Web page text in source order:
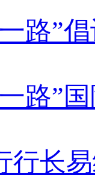
一路”
路”
行长